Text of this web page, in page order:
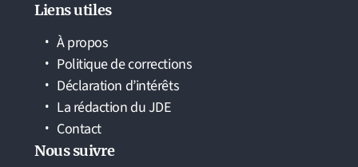
Liens utiles
À propos
Politique de corrections
Déclaration d’intérêts
La rédaction du JDE
Contact
Nous suivre